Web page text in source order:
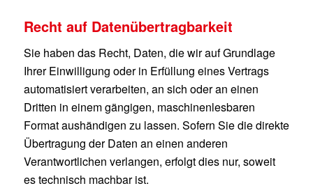
Recht auf Datenübertragbarkeit
Sie haben das Recht, Daten, die wir auf Grundlage
Ihrer Einwilligung oder in Erfüllung eines Vertrags
automatisiert verarbeiten, an sich oder an einen
Dritten in einem gängigen, maschinenlesbaren
Format aushändigen zu lassen. Sofern Sie die direkte
Übertragung der Daten an einen anderen
Verantwortlichen verlangen, erfolgt dies nur, soweit
es technisch machbar ist.